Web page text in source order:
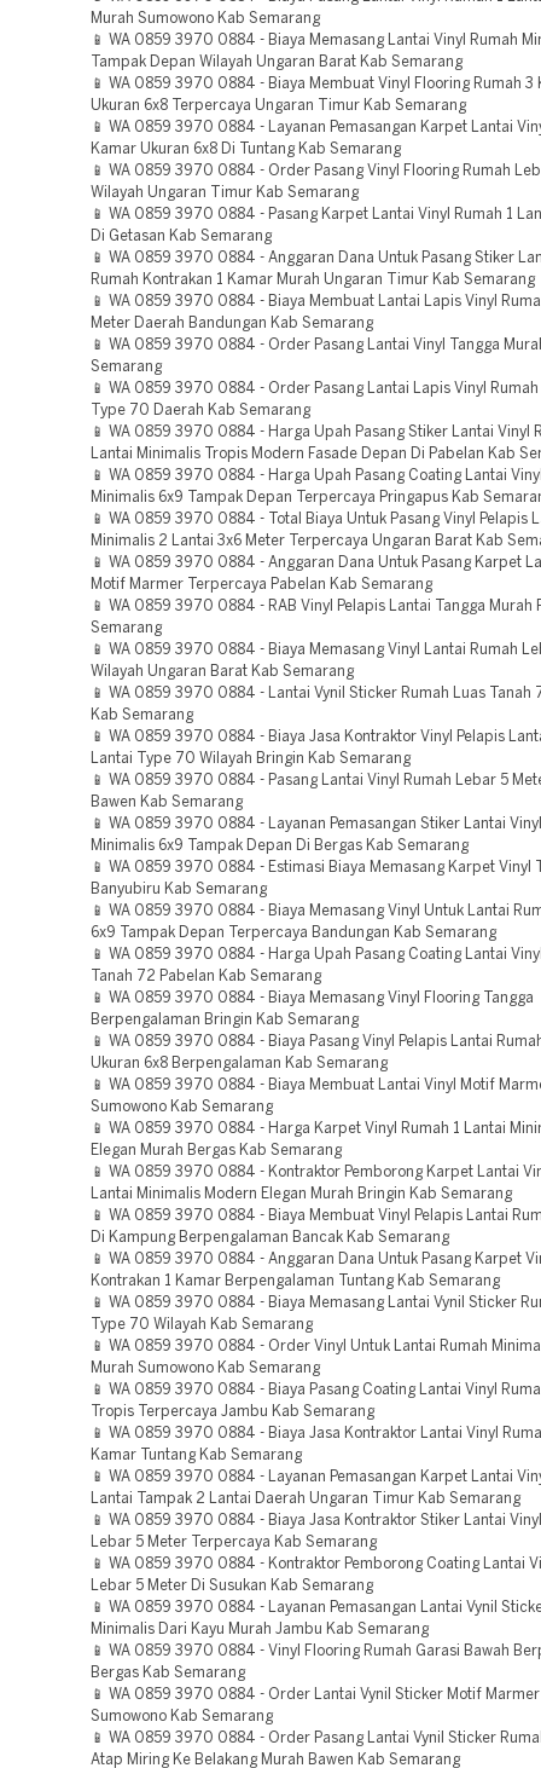
Murah Sumowono Kab Semarang
📱 WA 0859 3970 0884 - Biaya Memasang Lantai Vinyl Rumah
Tampak Depan Wilayah Ungaran Barat Kab Semarang
📱 WA 0859 3970 0884 - Biaya Membuat Vinyl Flooring Rumah 3
Ukuran 6x8 Terpercaya Ungaran Timur Kab Semarang
📱 WA 0859 3970 0884 - Layanan Pemasangan Karpet Lantai
Kamar Ukuran 6x8 Di Tuntang Kab Semarang
📱 WA 0859 3970 0884 - Order Pasang Vinyl Flooring Rumah
Wilayah Ungaran Timur Kab Semarang
📱 WA 0859 3970 0884 - Pasang Karpet Lantai Vinyl Rumah 1
Di Getasan Kab Semarang
📱 WA 0859 3970 0884 - Anggaran Dana Untuk Pasang Stiker
Rumah Kontrakan 1 Kamar Murah Ungaran Timur Kab Semarang
📱 WA 0859 3970 0884 - Biaya Membuat Lantai Lapis Vinyl
Meter Daerah Bandungan Kab Semarang
📱 WA 0859 3970 0884 - Order Pasang Lantai Vinyl Tangga
Semarang
📱 WA 0859 3970 0884 - Order Pasang Lantai Lapis Vinyl
Type 70 Daerah Kab Semarang
📱 WA 0859 3970 0884 - Harga Upah Pasang Stiker Lantai Vinyl
Lantai Minimalis Tropis Modern Fasade Depan Di Pabelan Kab
📱 WA 0859 3970 0884 - Harga Upah Pasang Coating Lantai
Minimalis 6x9 Tampak Depan Terpercaya Pringapus Kab
📱 WA 0859 3970 0884 - Total Biaya Untuk Pasang Vinyl Pelapis
Minimalis 2 Lantai 3x6 Meter Terpercaya Ungaran Barat Kab
📱 WA 0859 3970 0884 - Anggaran Dana Untuk Pasang Karpet
Motif Marmer Terpercaya Pabelan Kab Semarang
📱 WA 0859 3970 0884 - RAB Vinyl Pelapis Lantai Tangga Murah
Semarang
📱 WA 0859 3970 0884 - Biaya Memasang Vinyl Lantai Rumah
Wilayah Ungaran Barat Kab Semarang
📱 WA 0859 3970 0884 - Lantai Vynil Sticker Rumah Luas Tanah
Kab Semarang
📱 WA 0859 3970 0884 - Biaya Jasa Kontraktor Vinyl Pelapis
Lantai Type 70 Wilayah Bringin Kab Semarang
📱 WA 0859 3970 0884 - Pasang Lantai Vinyl Rumah Lebar 5
Bawen Kab Semarang
📱 WA 0859 3970 0884 - Layanan Pemasangan Stiker Lantai
Minimalis 6x9 Tampak Depan Di Bergas Kab Semarang
📱 WA 0859 3970 0884 - Estimasi Biaya Memasang Karpet Vinyl
Banyubiru Kab Semarang
📱 WA 0859 3970 0884 - Biaya Memasang Vinyl Untuk Lantai
6x9 Tampak Depan Terpercaya Bandungan Kab Semarang
📱 WA 0859 3970 0884 - Harga Upah Pasang Coating Lantai
Tanah 72 Pabelan Kab Semarang
📱 WA 0859 3970 0884 - Biaya Memasang Vinyl Flooring Tangga
Berpengalaman Bringin Kab Semarang
📱 WA 0859 3970 0884 - Biaya Pasang Vinyl Pelapis Lantai
Ukuran 6x8 Berpengalaman Kab Semarang
📱 WA 0859 3970 0884 - Biaya Membuat Lantai Vinyl Motif
Sumowono Kab Semarang
📱 WA 0859 3970 0884 - Harga Karpet Vinyl Rumah 1 Lantai
Elegan Murah Bergas Kab Semarang
📱 WA 0859 3970 0884 - Kontraktor Pemborong Karpet Lantai
Lantai Minimalis Modern Elegan Murah Bringin Kab Semarang
📱 WA 0859 3970 0884 - Biaya Membuat Vinyl Pelapis Lantai
Di Kampung Berpengalaman Bancak Kab Semarang
📱 WA 0859 3970 0884 - Anggaran Dana Untuk Pasang Karpet
Kontrakan 1 Kamar Berpengalaman Tuntang Kab Semarang
📱 WA 0859 3970 0884 - Biaya Memasang Lantai Vynil Sticker
Type 70 Wilayah Kab Semarang
📱 WA 0859 3970 0884 - Order Vinyl Untuk Lantai Rumah
Murah Sumowono Kab Semarang
📱 WA 0859 3970 0884 - Biaya Pasang Coating Lantai Vinyl
Tropis Terpercaya Jambu Kab Semarang
📱 WA 0859 3970 0884 - Biaya Jasa Kontraktor Lantai Vinyl
Kamar Tuntang Kab Semarang
📱 WA 0859 3970 0884 - Layanan Pemasangan Karpet Lantai
Lantai Tampak 2 Lantai Daerah Ungaran Timur Kab Semarang
📱 WA 0859 3970 0884 - Biaya Jasa Kontraktor Stiker Lantai
Lebar 5 Meter Terpercaya Kab Semarang
📱 WA 0859 3970 0884 - Kontraktor Pemborong Coating Lantai
Lebar 5 Meter Di Susukan Kab Semarang
📱 WA 0859 3970 0884 - Layanan Pemasangan Lantai Vynil
Minimalis Dari Kayu Murah Jambu Kab Semarang
📱 WA 0859 3970 0884 - Vinyl Flooring Rumah Garasi Bawah
Bergas Kab Semarang
📱 WA 0859 3970 0884 - Order Lantai Vynil Sticker Motif
Sumowono Kab Semarang
📱 WA 0859 3970 0884 - Order Pasang Lantai Vynil Sticker
Atap Miring Ke Belakang Murah Bawen Kab Semarang